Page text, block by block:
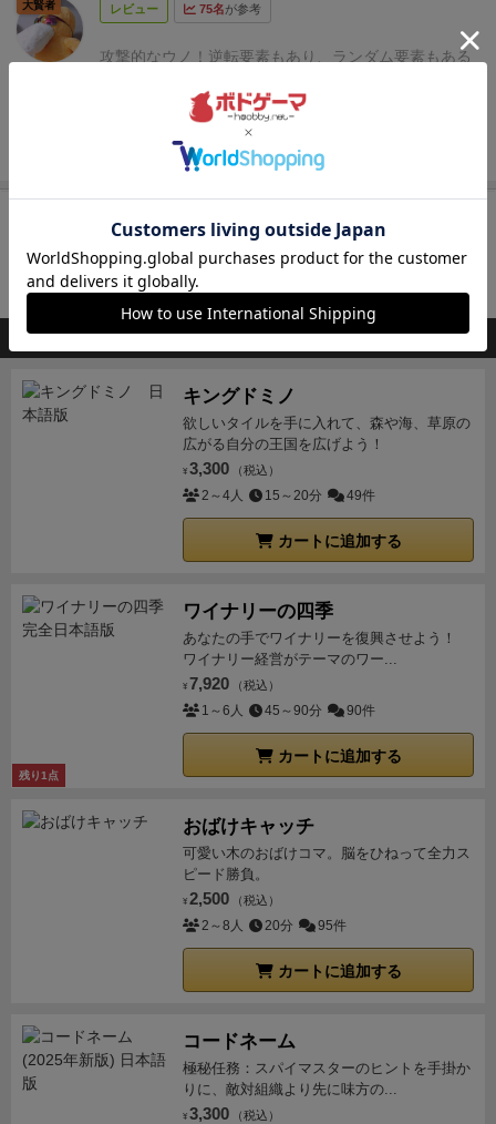
レビュー 75名が参考
攻撃的なウノ！ 逆転要素もあり、ランダム要素もある
大賢者
入荷通知を受け取る
会員登録後、通知送信先を設定すると入荷通知を受け取れます
このボードゲームを持ってる人が購入した商品
キングドミノ
欲しいタイルを手に入れて、森や海、草原の
広がる自分の王国を広げよう！
¥ 3,300 （税込）
2～4人 15～20分 49件
カートに追加する
残り1点
ワイナリーの四季
あなたの手でワイナリーを復興させよう！
ワイナリー経営がテーマのワー...
¥ 7,920 （税込）
1～6人 45～90分 90件
カートに追加する
おばけキャッチ
可愛い木のおばけコマ。脳をひねって全力ス
ピード勝負。
¥ 2,500 （税込）
2～8人 20分 95件
カートに追加する
コードネーム
極秘任務：スパイマスターのヒントを手掛か
りに、敵対組織より先に味方の...
¥ 3,300 （税込）